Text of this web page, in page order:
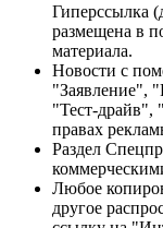
Гиперссылка
размещена в
материала.
Новости с
"Заявление",
"Тест-
правах
Раздел
Любое
другое